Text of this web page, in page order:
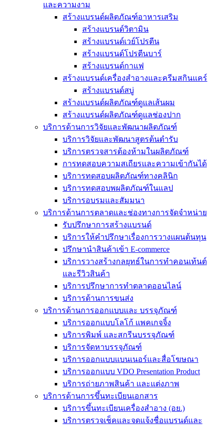
และความงาม
สร้างแบรนด์ผลิตภัณฑ์อาหารเสริม
สร้างแบรนด์วิตามิน
สร้างแบรนด์เวย์โปรตีน
สร้างแบรนด์โปรตีนบาร์
สร้างแบรนด์กาแฟ
สร้างแบรนด์เครื่องสำอางและครีมสกินแคร์
สร้างแบรนด์สบู่
สร้างแบรนด์ผลิตภัณฑ์ดูแลเส้นผม
สร้างแบรนด์ผลิตภัณฑ์ดูแลช่องปาก
บริการด้านการวิจัยและพัฒนาผลิตภัณฑ์
บริการวิจัยและพัฒนาสูตรต้นตำรับ
บริการตรวจสารต้องห้ามในผลิตภัณฑ์
การทดสอบความสเถียรและความเข้ากันได้
บริการทดสอบผลิตภัณฑ์ทางคลินิก
บริการทดสอบพผลิตภัณฑ์ในแลป
บริการอบรมและสัมมนา
บริการด้านการตลาดและช่องทางการจัดจำหน่าย
รับปรึกษาการสร้างแบรนด์
บริการให้คำปรึกษาเรื่องการวางแผนต้นทุน
ปรึกษานำสินค้าเข้า E-commerce
บริการวางสร้างกลยุทธ์ในการทำคอนเท้นต์
และรีวิวสินค้า
บริการปรึกษาการทำตลาดออนไลน์
บริการด้านการขนส่ง
บริการด้านการออกแบบและ บรรจุภัณฑ์
บริการออกแบบโลโก้ แพคเกจจิ้ง
บริการพิมพ์ และสกรีนบรรจุภัณฑ์
บริการจัดหาบรรจุภัณฑ์
บริการออกแบบแบนเนอร์และสื่อโฆษณา
บริการออกแบบ VDO Presentation Product
บริการถ่ายภาพสินค้า และแต่งภาพ
บริการด้านการขึ้นทะเบียนเอกสาร
บริการขึ้นทะเบียนเครื่องสำอาง (อย.)
บริการตรวจเช็คและจดแจ้งชื่อแบรนด์และ